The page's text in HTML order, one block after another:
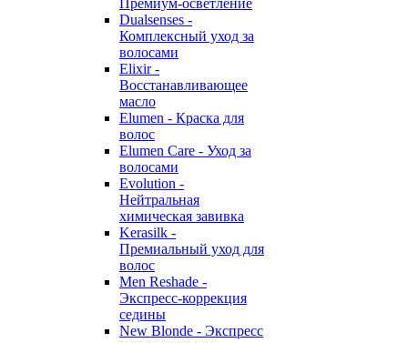
Премиум-осветление
Dualsenses -
Комплексный уход за
волосами
Elixir -
Восстанавливающее
масло
Elumen - Краска для
волос
Elumen Care - Уход за
волосами
Evolution -
Нейтральная
химическая завивка
Kerasilk -
Премиальный уход для
волос
Men Reshade -
Экспресс-коррекция
седины
New Blonde - Экспресс